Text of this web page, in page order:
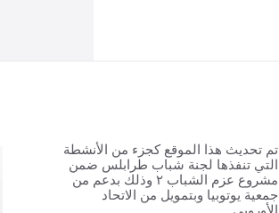
تم تحديث هذا الموقع كجزء من الأنشطة
التي تنفذها لجنة شباب طرابلس ضمن
مشروع عزم الشباب ٢ وذلك بدعم من
جمعية يوتوبيا وبتمويل من الاتحاد